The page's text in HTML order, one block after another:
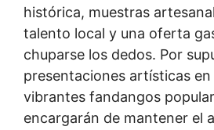
histórica, muestras
talento local y una oferta
chuparse los dedos. Por
presentaciones artísticas
vibrantes fandangos
encargarán de mantener el